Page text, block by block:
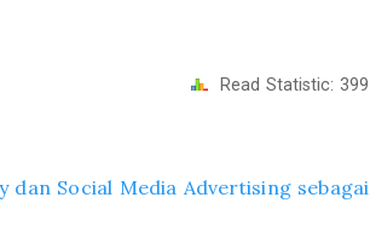
Read Statistic: 399
Social Media Advertising sebagai